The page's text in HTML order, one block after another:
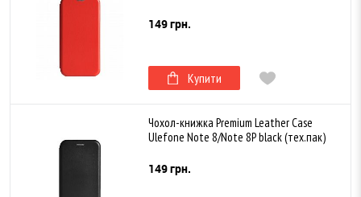
149 грн.
Купити
Чохол-книжка Premium Leather Case
Ulefone Note 8/Note 8P black (тех.пак)
149 грн.